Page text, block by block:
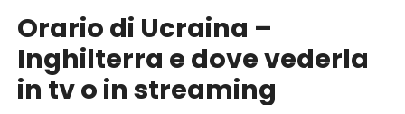
Orario di Ucraina –
Inghilterra e dove vederla
in tv o in streaming